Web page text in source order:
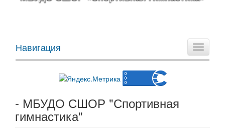
Toggle
Навигация
- МБУДО СШОР "Спортивная
гимнастика"